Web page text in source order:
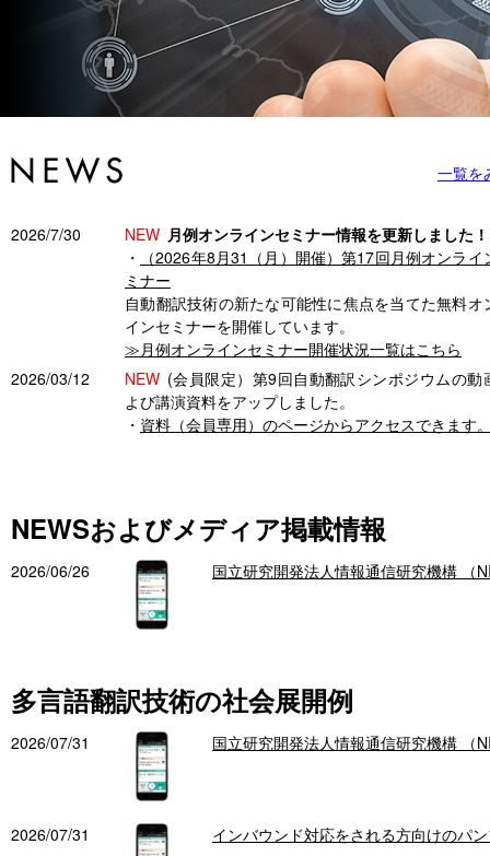
一覧を
2026/7/30 NEW 月例オンラインセミナー情報を更新しました！
・
（2026年8月31（月）開催）第17回月例オンライ
ミナー
自動翻訳技術の新たな可能性に焦点を当てた無料オ
インセミナーを開催しています。
≫月例オンラインセミナー開催状況一覧はこちら
2026/03/12
NEW (会員限定）第9回自動翻訳シンポジウムの動
よび講演資料をアップしました。
・ 資料（会員専用）のページからアクセスできます
NEWSおよびメディア掲載情報
2026/06/26 国立研究開発法人情報通信研究機構 （
多言語翻訳技術の社会展開例
2026/07/31 国立研究開発法人情報通信研究機構 （
2026/07/31 インバウンド対応をされる方向けのパ